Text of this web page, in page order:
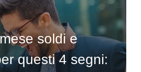
soldi e
questi 4 segni: